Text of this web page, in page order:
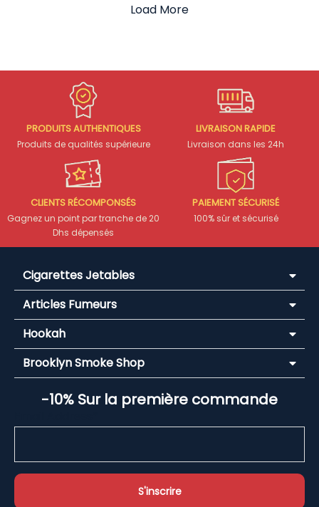
Load More
PRODUITS AUTHENTIQUES
Produits de qualités supérieure
LIVRAISON RAPIDE
Livraison dans les 24h
CLIENTS RÉCOMPONSÉS
Gagnez un point par tranche de 20
Dhs dépensés
PAIEMENT SÉCURISÉ
100% sûr et sécurisé
Cigarettes Jetables
Articles Fumeurs
Hookah
Brooklyn Smoke Shop
-10% Sur la première commande